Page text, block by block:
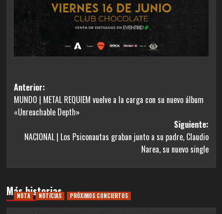
Navegación
de
entradas
Anterior:
MUNDO | METAL REQUIEM vuelve a la carga con su nuevo álbum
«Unreachable Depth»
Siguiente:
NACIONAL | Los Psiconautas graban junto a su padre, Claudio
Narea, su nuevo single
Más historias
NOTA NOTICIAS PRÓXIMOS CONCIERTOS